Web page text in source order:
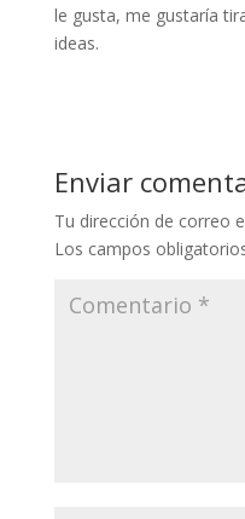
le gusta, me gustaría
ideas.
Enviar
Tu dirección de correo
Los campos